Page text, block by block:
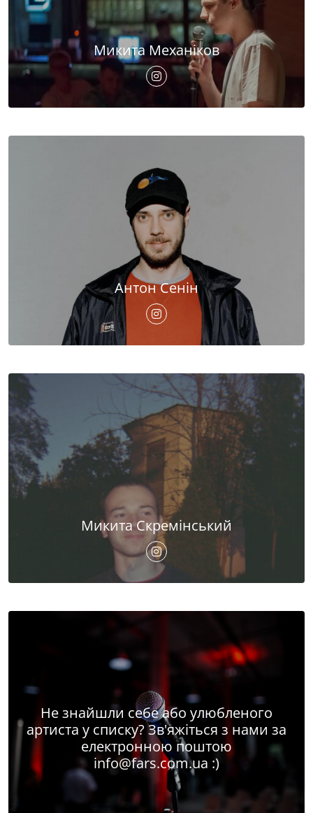
Микита Механіков
Антон Сенін
Микита Скремінський
Не знайшли себе або улюбленого
артиста у списку? Зв'яжіться з нами за
електронною поштою
info@fars.com.ua :)